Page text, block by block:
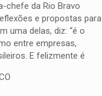
chefe da Rio Bravo
e propostas para
uma delas, diz: “é o
entre empresas,
E felizmente é